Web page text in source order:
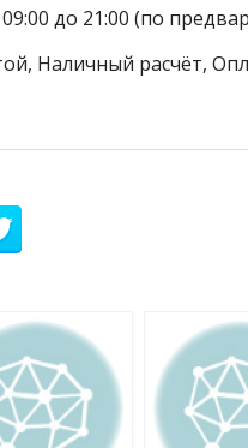
до 21:00 (по
Наличный расчёт,